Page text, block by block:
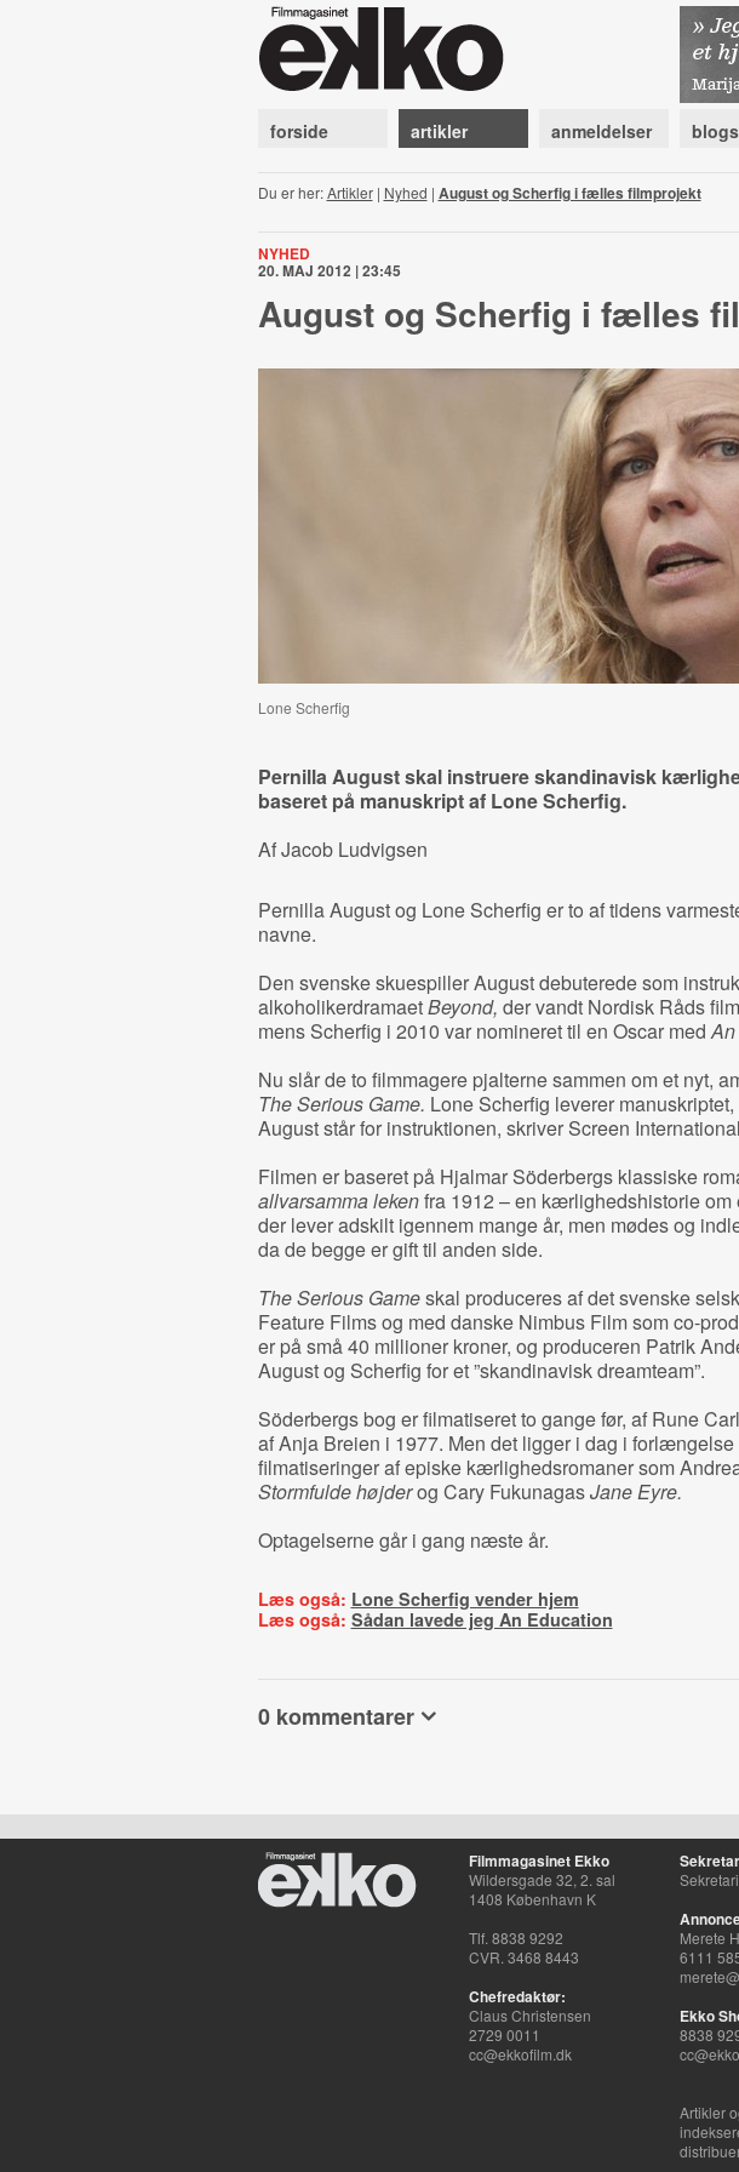
forside artikler anmeldelser blogs
Du er her:Artikler| Nyhed | August og Scherfig i fælles filmprojekt
NYHED
20. MAJ 2012 | 23:45
August og Scherfig i fælles
Lone Scherfig
Pernilla August skal instruere skandinavisk
baseret på manuskript af Lone Scherfig.
Af Jacob Ludvigsen
Pernilla August og Lone Scherfig er to af tidens
navne.
Den svenske skuespiller August debuterede som
alkoholikerdramaetBeyond, der vandt Nordisk Råds
mens Scherfig i 2010 var nomineret til en Oscar med
Nu slår de to filmmagere pjalterne sammen om et nyt,
The Serious Game. Lone Scherfig leverer
August står for instruktionen, skriver Screen
Filmen er baseret på Hjalmar Söderbergs klassiske
allvarsamma lekenfra 1912 – en kærlighedshistorie om
der lever adskilt igennem mange år, men mødes og
da de begge er gift til anden side.
The Serious Gameskal produceres af det svenske
Feature Films og med danske Nimbus Film som co-
er på små 40 millioner kroner, og produceren Patrik
August og Scherfig for et ”skandinavisk dreamteam”.
Söderbergs bog er filmatiseret to gange før, af Rune
af Anja Breien i 1977. Men det ligger i dag i
filmatiseringer af episke kærlighedsromaner som
Stormfulde højderog Cary FukunagasJane Eyre.
Optagelserne går i gang næste år.
Læs også: Lone Scherfig vender hjem
Læs også: Sådan lavede jeg An Education
0 kommentarer
Filmmagasinet Ekko
Wildersgade 32, 2. sal
1408 København K
Tlf. 8838 9292
CVR. 3468 8443
Chefredaktør:
Claus Christensen
2729 0011
cc@ekkofilm.dk
Merete
6111
Ekko
8838
Artikler